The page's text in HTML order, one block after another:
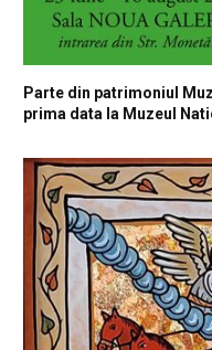
Parte din patrimoniul
prima data la Muzeul